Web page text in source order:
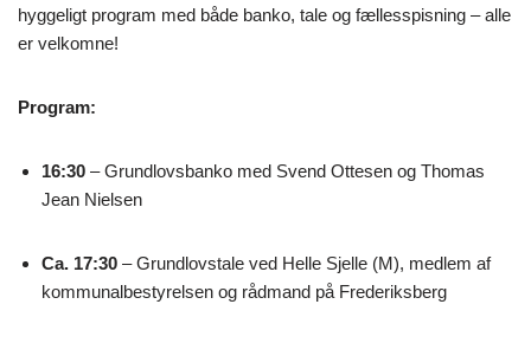
hyggeligt program med både banko, tale og fællesspisning – alle
er velkomne!
Program:
16:30 – Grundlovsbanko med Svend Ottesen og Thomas
Jean Nielsen
Ca. 17:30 – Grundlovstale ved Helle Sjelle (M), medlem af
kommunalbestyrelsen og rådmand på Frederiksberg